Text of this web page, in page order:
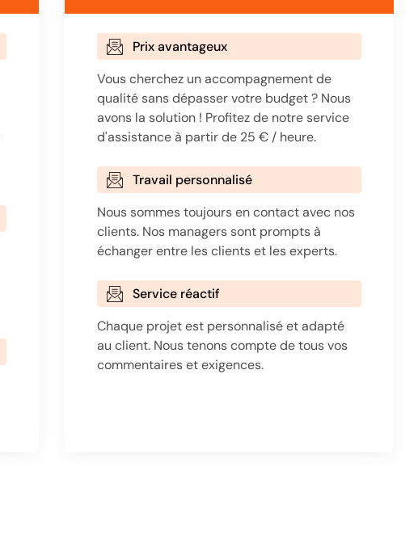
Prix avantageux
Vous cherchez un accompagnement de
qualité sans dépasser votre budget ? Nous
avons la solution ! Profitez de notre service
d'assistance à partir de 25 € / heure.
Travail personnalisé
Nous sommes toujours en contact avec nos
clients. Nos managers sont prompts à
échanger entre les clients et les experts.
Service réactif
Chaque projet est personnalisé et adapté
au client. Nous tenons compte de tous vos
commentaires et exigences.